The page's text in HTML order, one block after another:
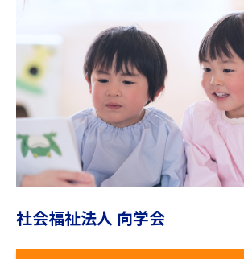
社会福祉法人 向学会